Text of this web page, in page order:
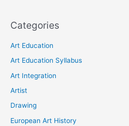
Categories
Art Education
Art Education Syllabus
Art Integration
Artist
Drawing
European Art History